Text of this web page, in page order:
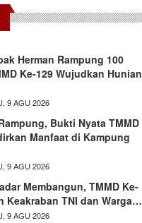
Herman Rampung 100
Ke-129 Wujudkan Hunian
9 AGU 2026
Bukti Nyata TMMD
Manfaat di Kampung
9 AGU 2026
Membangun, TMMD Ke-
Keakraban TNI dan Warga…
9 AGU 2026